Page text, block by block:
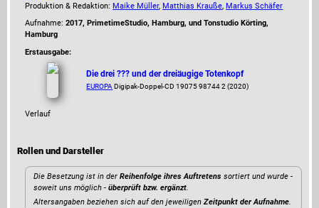
Produktion & Redaktion: Maike Müller, Matthias Krauße, Markus Schäfer
Aufnahme:2017, PrimetimeStudio, Hamburg, und Tonstudio Körting,
Hamburg
Erstausgabe:
Die drei ??? und der dreiäugige Totenkopf
EUROPA Digipak-Doppel-CD 19075 98744 2 (2020)
Verlauf
Rollen und Darsteller
Die Besetzung ist in derReihenfolge ihres Auftretens sortiert und wurde -
soweit uns möglich -überprüft bzw. ergänzt.
Altersangaben beziehen sich auf den jeweiligenZeitpunkt der Aufnahme.